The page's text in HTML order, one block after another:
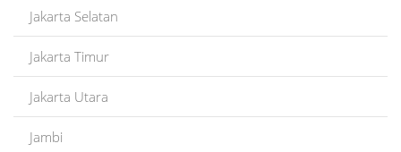
Jakarta Selatan
Jakarta Timur
Jakarta Utara
Jambi